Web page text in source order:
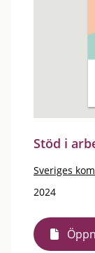
Stöd i
Sveriges
2024